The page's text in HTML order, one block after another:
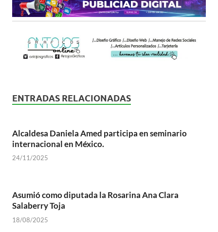
ENTRADAS RELACIONADAS
Alcaldesa Daniela Amed participa en seminario
internacional en México.
24/11/2025
Asumió como diputada la Rosarina Ana Clara
Salaberry Toja
18/08/2025